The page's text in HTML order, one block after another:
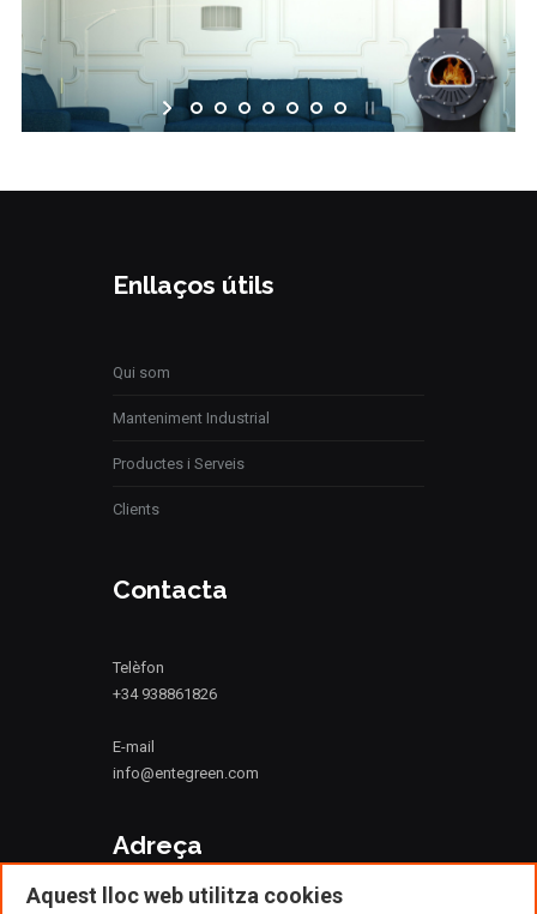
Aquest lloc web utilitza cookies
Enllaços útils
Qui som
Manteniment Industrial
Productes i Serveis
Clients
Contacta
Telèfon
+34 938861826
E-mail
info@entegreen.com
Adreça